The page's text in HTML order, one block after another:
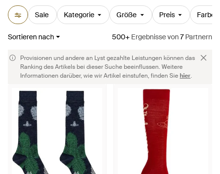
Sale Kategorie Größe Preis Farbe
Sortieren nach 500+ Ergebnissevon7Partnern
Provisionen und andere an Lyst gezahlte Leistungen können das
Ranking des Artikels bei dieser Suche beeinflussen. Weitere
Informationen darüber, wie wir Artikel einstufen, finden Siehier.